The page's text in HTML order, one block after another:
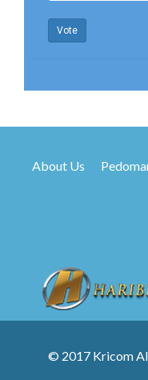
Vote
About Us
© 2017 Kricom